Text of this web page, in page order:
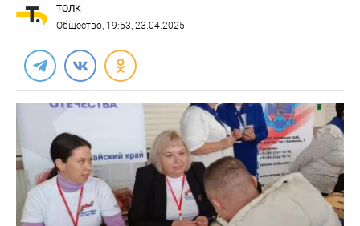
ТОЛК
Общество, 19:53, 23.04.2025